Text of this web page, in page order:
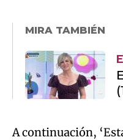
MIRA TAMBIÉN
A continuación,